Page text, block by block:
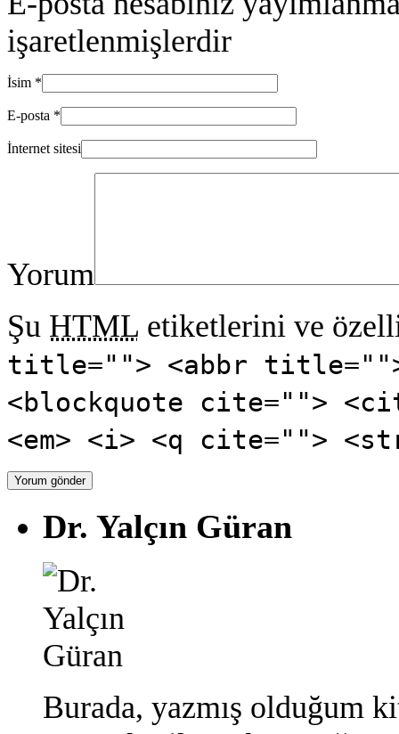
işaretlenmişlerdir
İsim *
E-posta *
İnternet sitesi
Yorum
Şu HTML etiketlerini ve
title=""> <abbr
<blockquote cite="">
<em> <i> <q cite="">
Dr. Yalçın Güran
Burada, yazmış olduğum